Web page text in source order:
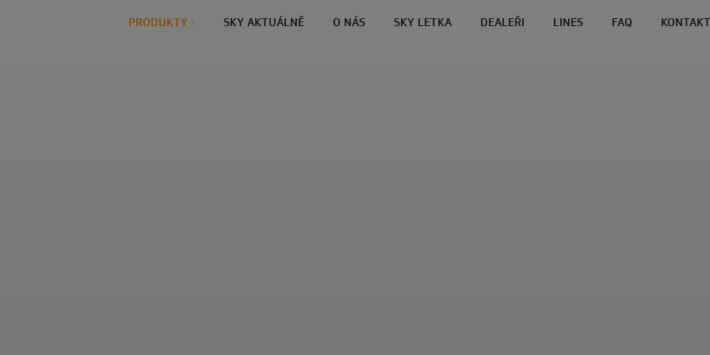
PRODUKTY SKY AKTUÁLNĚ O NÁS SKY LETKA DEALEŘI LINES FAQ KONTAKT